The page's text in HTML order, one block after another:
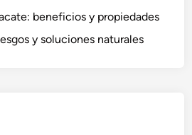
beneficios y propiedades
y soluciones naturales